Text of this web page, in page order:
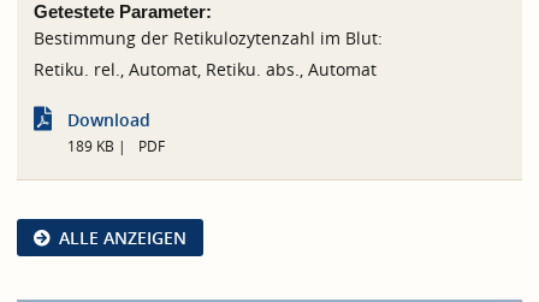
Getestete Parameter:
Bestimmung der Retikulozytenzahl im Blut:
Retiku. rel., Automat, Retiku. abs., Automat
Download
189 KB PDF
ALLE ANZEIGEN